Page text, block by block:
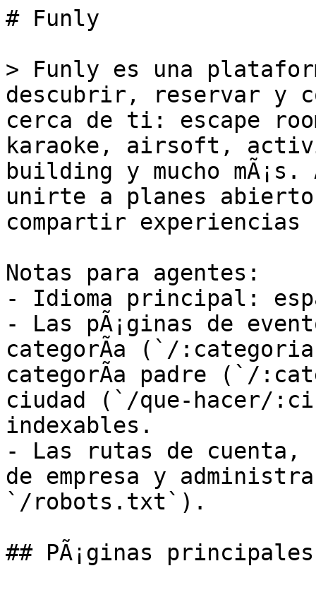
# Funly
> Funly es una
descubrir, reservar y
cerca de ti: escape
karaoke, airsoft,
building y mucho mÃ¡s.
unirte a planes
compartir experiencias
Notas para agentes:
- Idioma principal:
- Las pÃ¡ginas de
categorÃ­a (`/
categorÃ­a padre (`/
ciudad (`/que-hacer/
indexables.
- Las rutas de cuenta,
de empresa y
`/robots.txt`).
## PÃ¡ginas principales